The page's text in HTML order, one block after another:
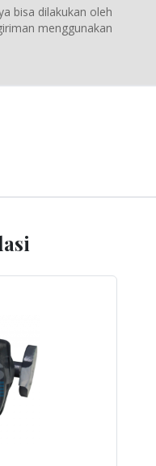
bisa dilakukan oleh
menggunakan